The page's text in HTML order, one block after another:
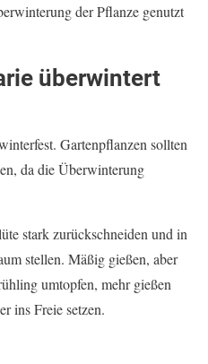
der Pflanze genutzt
überwintert
Gartenpflanzen sollten
da die Überwinterung
stark zurückschneiden und in
stellen. Mäßig gießen, aber
umtopfen, mehr gießen
ins Freie setzen.